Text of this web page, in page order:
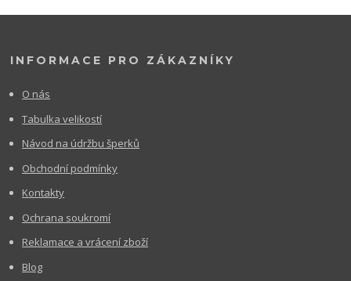
INFORMACE PRO ZÁKAZNÍKY
O nás
Tabulka velikostí
Návod na údržbu šperků
Obchodní podmínky
Kontakty
Ochrana soukromí
Reklamace a vrácení zboží
Blog